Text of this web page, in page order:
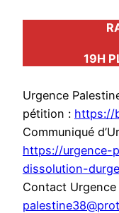
19H
Urgence
pétition : https://
Communiqué
https://urgence-
dissolution-
Contact